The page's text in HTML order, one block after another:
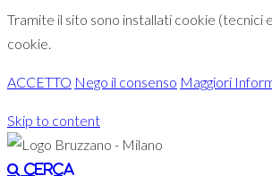
Tramite il sito sono installati cookie (tecnici
cookie.
ACCETTO Nego il consenso Maggiori
Skip to content
Toggle navigation
Cerca